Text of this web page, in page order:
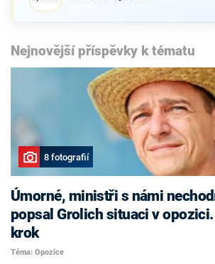
Nejnovější příspěvky k tématu
8 fotografií
Úmorné, ministři s námi
popsal Grolich situaci v
krok
Téma: Opozice